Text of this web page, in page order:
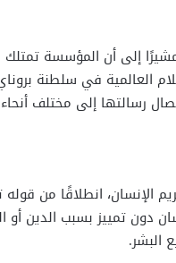
إلى أن المؤسسة
العالمية في سلطنة
رسالتها إلى مختلف أنحاء
انطلاقًا من قوله
دون تمييز بسبب الدين أو
البشر.